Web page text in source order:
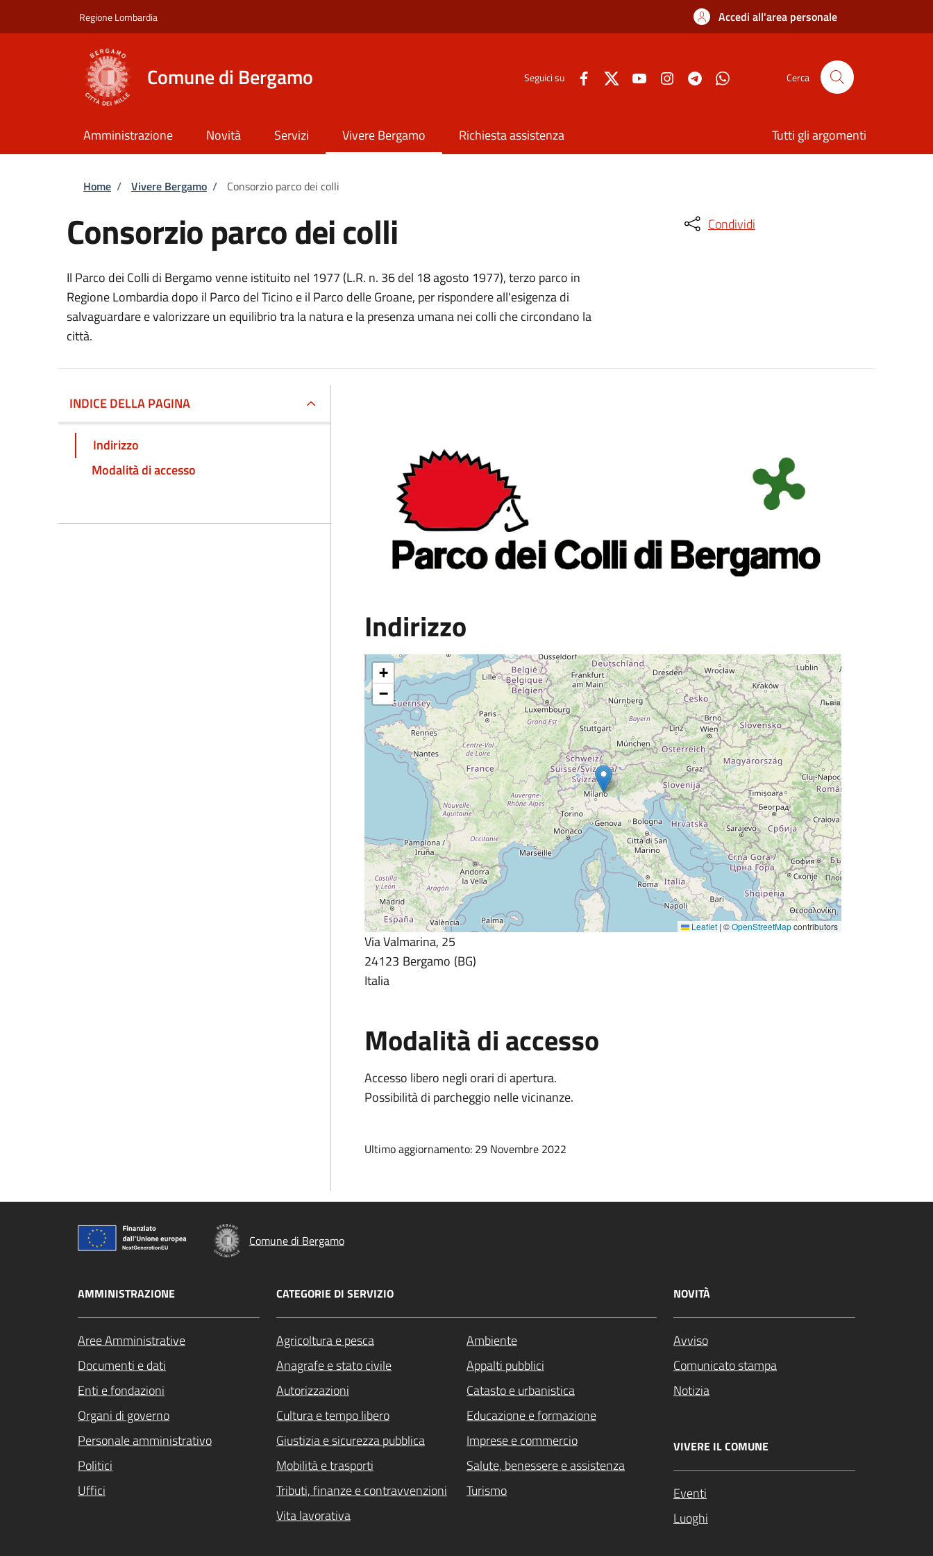
Regione Lombardia Accedi all'area personale
Comune di Bergamo Seguici su Cerca
Amministrazione Novità Servizi Vivere Bergamo Richiesta assistenza Tutti gli argomenti
Briciole di pane
Home / Vivere Bergamo / Consorzio parco dei colli
Consorzio parco dei colli
Il Parco dei Colli di Bergamo venne istituito nel 1977 (L.R. n. 36 del 18 agosto 1977), terzo parco in
Regione Lombardia dopo il Parco del Ticino e il Parco delle Groane, per rispondere all'esigenza di
salvaguardare e valorizzare un equilibrio tra la natura e la presenza umana nei colli che circondano la
città.
Condividi
INDICE DELLA PAGINA
Indirizzo
Modalità di accesso
Indirizzo
+
−
Leaflet | ©OpenStreetMapcontributors
Via Valmarina, 25
24123 Bergamo BG
Italia
Modalità di accesso
Accesso libero negli orari di apertura.
Possibilità di parcheggio nelle vicinanze.
Ultimo aggiornamento: 29 Novembre 2022
Comune di Bergamo
AMMINISTRAZIONE
Aree Amministrative
Documenti e dati
Enti e fondazioni
Organi di governo
Personale amministrativo
Politici
Uffici
CATEGORIE DI SERVIZIO
Agricoltura e pesca
Ambiente
Anagrafe e stato civile
Appalti pubblici
Autorizzazioni
Catasto e urbanistica
Cultura e tempo libero
Educazione e formazione
Giustizia e sicurezza pubblica
Imprese e commercio
Mobilità e trasporti
Salute, benessere e assistenza
Tributi, finanze e contravvenzioni
Turismo
Vita lavorativa
NOVITÀ
Avviso
Comunicato stampa
Notizia
VIVERE IL COMUNE
Eventi
Luoghi